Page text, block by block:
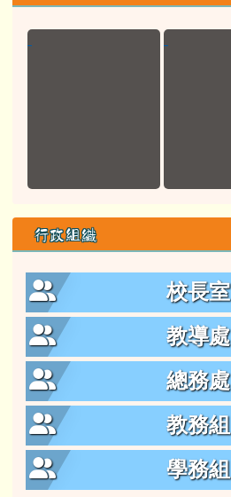
行政組織
校長室
教導處
總務處
教務組
學務組